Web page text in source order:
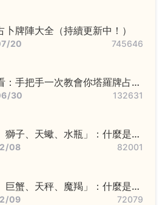
卜牌陣大全（持續更新中！）
20 745646
：手把手一次教會你塔羅牌占卜
牌＋切牌、抽牌、排牌陣！
30 132631
獅子、天蠍、水瓶」：什麼是固
他們又該怎麼追？
08 82001
巨蟹、天秤、魔羯」：什麼是基
他們又該怎麼追？
09 72079